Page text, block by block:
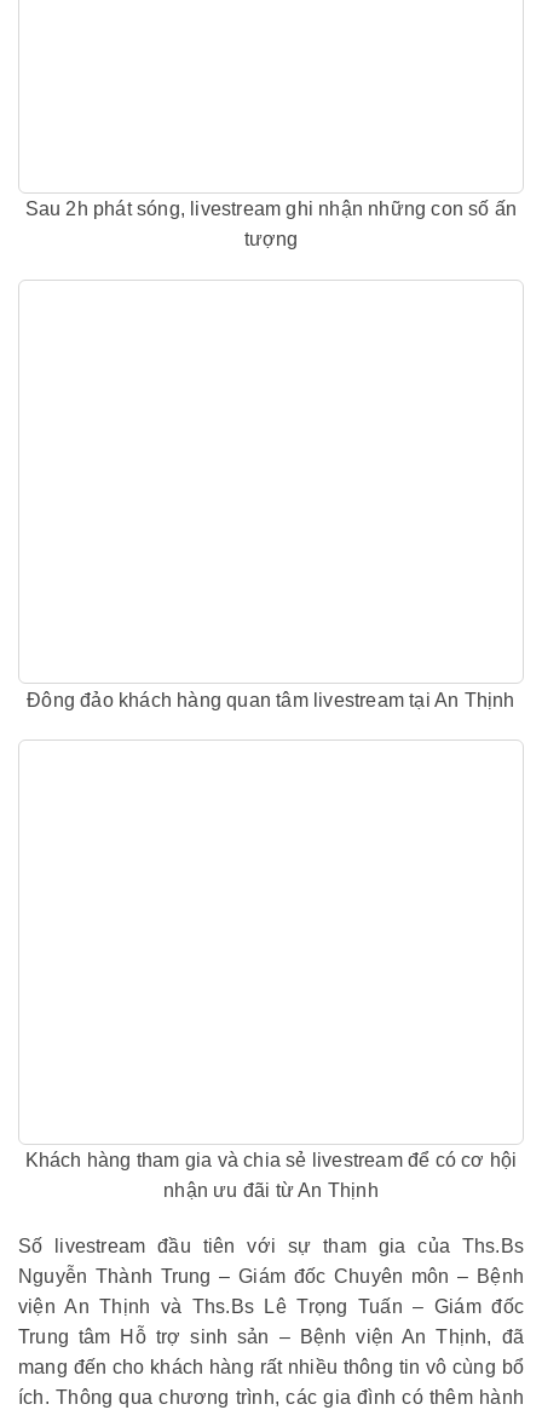
Sau 2h phát sóng, livestream ghi nhận những con số ấn
tượng
Đông đảo khách hàng quan tâm livestream tại An Thịnh
Khách hàng tham gia và chia sẻ livestream để có cơ hội
nhận ưu đãi từ An Thịnh
Số livestream đầu tiên với sự tham gia của Ths.Bs
Nguyễn Thành Trung – Giám đốc Chuyên môn – Bệnh
viện An Thịnh và Ths.Bs Lê Trọng Tuấn – Giám đốc
Trung tâm Hỗ trợ sinh sản – Bệnh viện An Thịnh, đã
mang đến cho khách hàng rất nhiều thông tin vô cùng bổ
ích. Thông qua chương trình, các gia đình có thêm hành